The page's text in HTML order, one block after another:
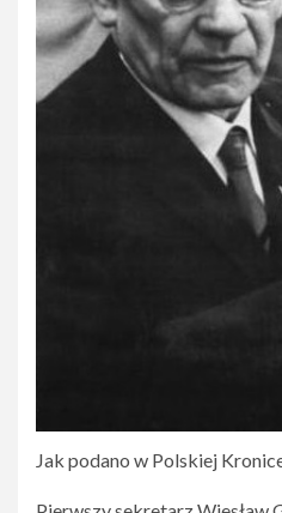
Jak podano w Polskiej